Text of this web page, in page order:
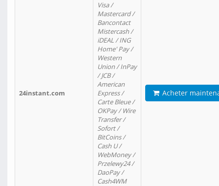
24instant.com
Visa /
Mastercard /
Bancontact
Mistercash /
iDEAL / ING
Home' Pay /
Western
Union / InPay
/ JCB /
American
Express /
Carte Bleue /
OKPay / Wire
Transfer /
Sofort /
BitCoins /
Cash U /
WebMoney /
Przelewy24 /
DaoPay /
Cash4WM
Acheter